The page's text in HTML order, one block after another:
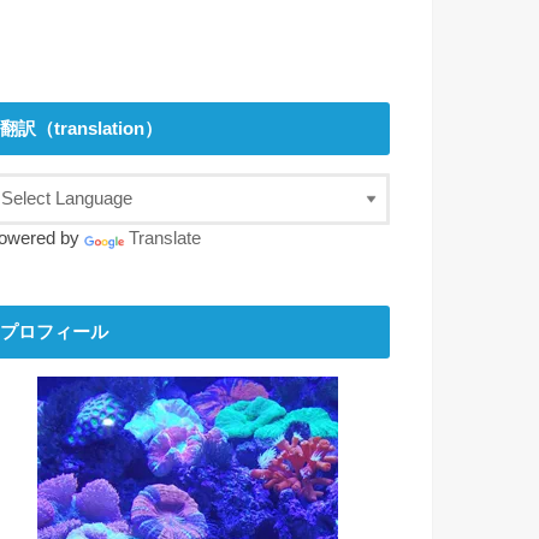
翻訳（translation）
by Translate
プロフィール